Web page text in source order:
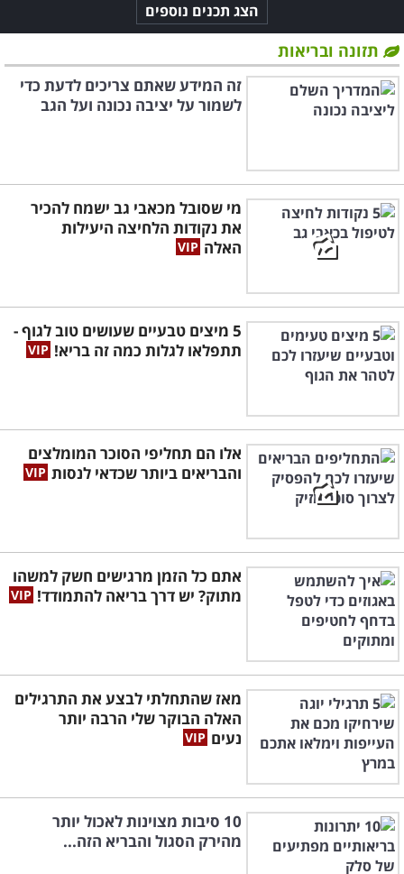
הצג תכנים נוספים
תזונה ובריאות
זה המידע שאתם צריכים לדעת כדי
לשמור על יציבה נכונה ועל הגב
מי שסובל מכאבי גב ישמח להכיר
את נקודות הלחיצה היעילות
האלה
5 מיצים טבעיים שעושים טוב לגוף -
תתפלאו לגלות כמה זה בריא!
אלו הם תחליפי הסוכר המומלצים
והבריאים ביותר שכדאי לנסות
אתם כל הזמן מרגישים חשק למשהו
מתוק? יש דרך בריאה להתמודד!
מאז שהתחלתי לבצע את התרגילים
האלה הבוקר שלי הרבה יותר
נעים
10 סיבות מצוינות לאכול יותר
מהירק הסגול והבריא הזה...